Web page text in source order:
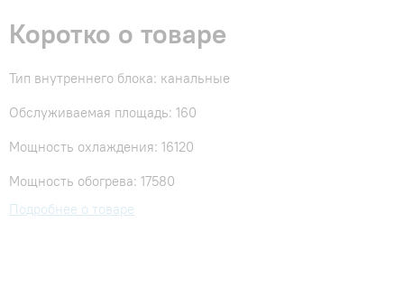
Коротко о товаре
Тип внутреннего блока: канальные
Обслуживаемая площадь: 160
Мощность охлаждения: 16120
Мощность обогрева: 17580
Подробнее о товаре